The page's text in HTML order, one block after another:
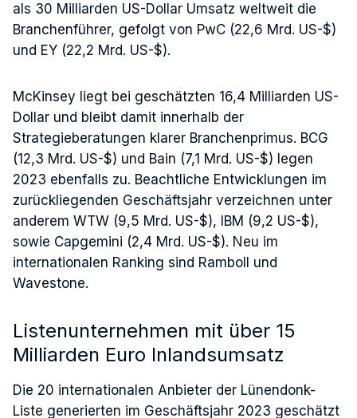
als 30 Milliarden US-Dollar Umsatz weltweit die
Branchenführer, gefolgt von PwC (22,6 Mrd. US-$)
und EY (22,2 Mrd. US-$).
McKinsey liegt bei geschätzten 16,4 Milliarden US-
Dollar und bleibt damit innerhalb der
Strategieberatungen klarer Branchenprimus. BCG
(12,3 Mrd. US-$) und Bain (7,1 Mrd. US-$) legen
2023 ebenfalls zu. Beachtliche Entwicklungen im
zurückliegenden Geschäftsjahr verzeichnen unter
anderem WTW (9,5 Mrd. US-$), IBM (9,2 US-$),
sowie Capgemini (2,4 Mrd. US-$). Neu im
internationalen Ranking sind Ramboll und
Wavestone.
Listenunternehmen mit über 15
Milliarden Euro Inlandsumsatz
Die 20 internationalen Anbieter der Lünendonk-
Liste generierten im Geschäftsjahr 2023 geschätzt